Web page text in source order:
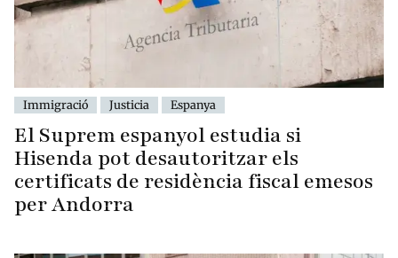
Immigració Justicia Espanya
El Suprem espanyol estudia si
Hisenda pot desautoritzar els
certificats de residència fiscal emesos
per Andorra